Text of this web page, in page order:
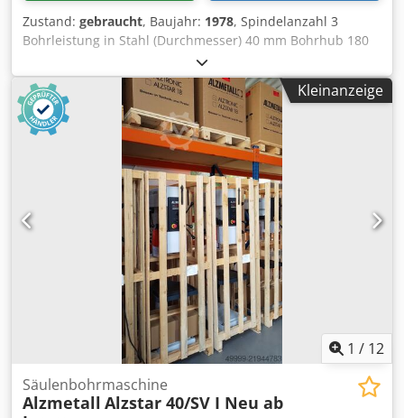
Zustand: gebraucht, Baujahr: 1978, Spindelanzahl 3
Bohrleistung in Stahl (Durchmesser) 40 mm Bohrhub 180
mm Dcsded Ih S Sspfx Ak Dek Maschinengewicht ca. 2,3 t
inklusive Kühlmitteleinrichtung weitere Daten siehe Bild
Kleinanzeige
1 / 12
Säulenbohrmaschine
Alzmetall Alzstar 40/SV I Neu ab